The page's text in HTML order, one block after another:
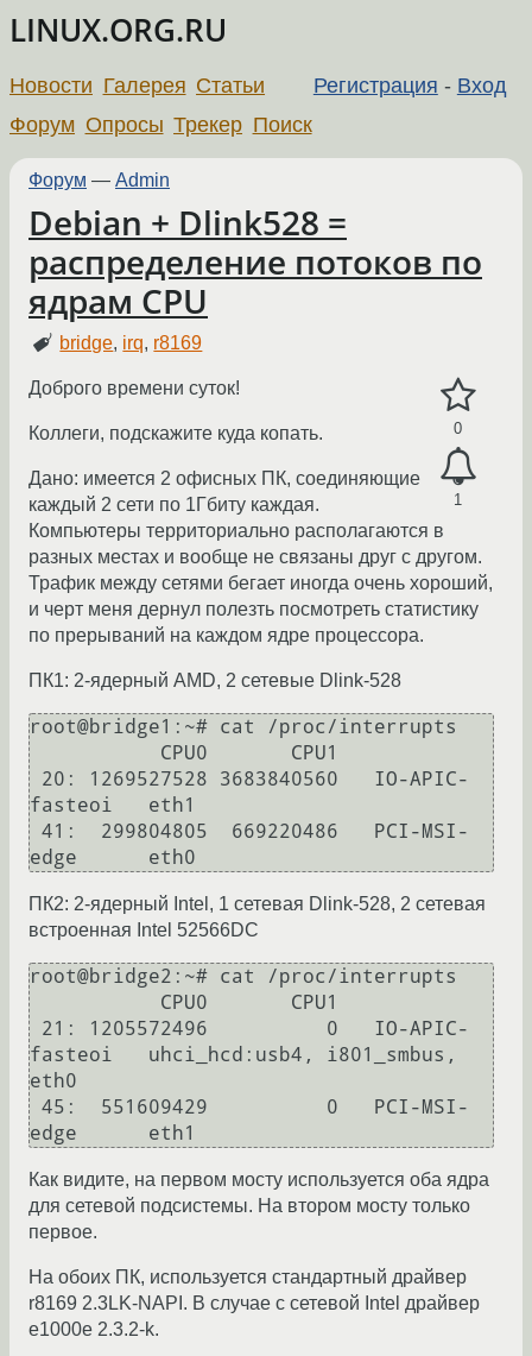
LINUX.ORG.RU
Регистрация - Вход
Новости Галерея Статьи
Форум Опросы Трекер Поиск
Форум — Admin
Debian + Dlink528 =
распределение потоков по
ядрам CPU
bridge, irq, r8169
0
1
Доброго времени суток!
Коллеги, подскажите куда копать.
Дано: имеется 2 офисных ПК, соединяющие
каждый 2 сети по 1Гбиту каждая.
Компьютеры территориально располагаются в
разных местах и вообще не связаны друг с другом.
Трафик между сетями бегает иногда очень хороший,
и черт меня дернул полезть посмотреть статистику
по прерываний на каждом ядре процессора.
ПК1: 2-ядерный AMD, 2 сетевые Dlink-528
root@bridge1:~# cat /proc/interrupts
fasteoi   eth1
ПК2: 2-ядерный Intel, 1 сетевая Dlink-528, 2 сетевая
встроенная Intel 52566DC
root@bridge2:~# cat /proc/interrupts
fasteoi   uhci_hcd:usb4, i801_smbus,
eth0
Как видите, на первом мосту используется оба ядра
для сетевой подсистемы. На втором мосту только
первое.
На обоих ПК, используется стандартный драйвер
r8169 2.3LK-NAPI. В случае с сетевой Intel драйвер
e1000e 2.3.2-k.